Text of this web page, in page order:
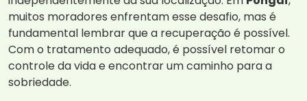
muitos moradores enfrentam esse desafio, mas é
fundamental lembrar que a recuperação é possível.
Com o tratamento adequado, é possível retomar o
controle da vida e encontrar um caminho para a
sobriedade.